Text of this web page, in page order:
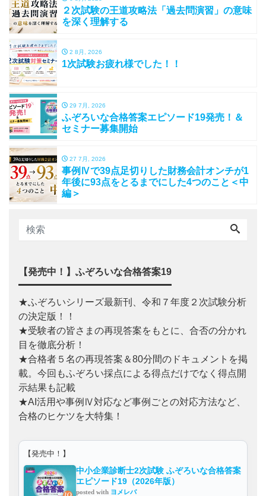
２次試験の王道攻略法「過去問演習」の意味
を深く理解する
2 8月, 2026
1次試験お疲れ様でした！！
29 7月, 2026
ふぞろいな合格答案エピソード19発売！＆
セミナー募集開始
27 7月, 2026
事例Ⅳで39点足切りした財務会計オンチが1
年後に93点をとるまでにした4つのこと＜中
編＞
【発売中！】ふぞろいな合格答案19
★ふぞろいシリーズ最新刊、令和７年度２次試験分析
の決定版！！
★受験者の皆さまの再現答案をもとに、合否の分かれ
目を徹底分析！
★合格者５名の再現答案＆80分間のドキュメントを掲
載。今回もふぞろい採点による得点だけでなく得点開
示結果も記載
★AI活用や事例Ⅳ対応など事例ごとの対応方法など、
合格のヒケツを大特集！
【発売中！】
中小企業診断士2次試験 ふぞろいな合格答案
エピソード19（2026年版）
posted with ヨメレバ